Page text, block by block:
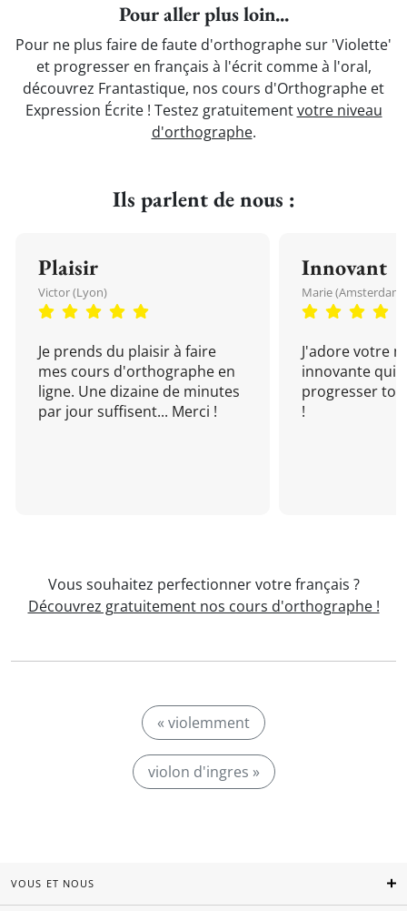
Pour aller plus loin...
Pour ne plus faire de faute d'orthographe sur 'Violette'
et progresser en français à l'écrit comme à l'oral,
découvrez Frantastique, nos cours d'Orthographe et
Expression Écrite ! Testez gratuitementvotre niveau
d'orthographe.
Ils parlent de nous :
Plaisir
Victor (Lyon)
Je prends du plaisir à faire
mes cours d'orthographe en
ligne. Une dizaine de minutes
par jour suffisent... Merci !
Innovant
Marie (Amsterdam)
J'adore votre
innovante qui
progresser
!
Vous souhaitez perfectionner votre français ?
Découvrez gratuitement nos cours d'orthographe !
« violemment
violon d'ingres »
VOUS ET NOUS